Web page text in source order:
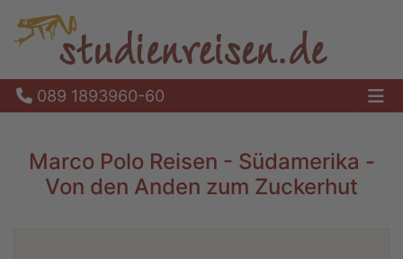
089 1893960-60
Marco Polo Reisen - Südamerika -
Von den Anden zum Zuckerhut